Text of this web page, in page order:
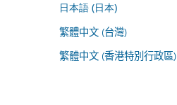
日本語 (日本)
繁體中文 (台灣)
繁體中文 (香港特別行政區)